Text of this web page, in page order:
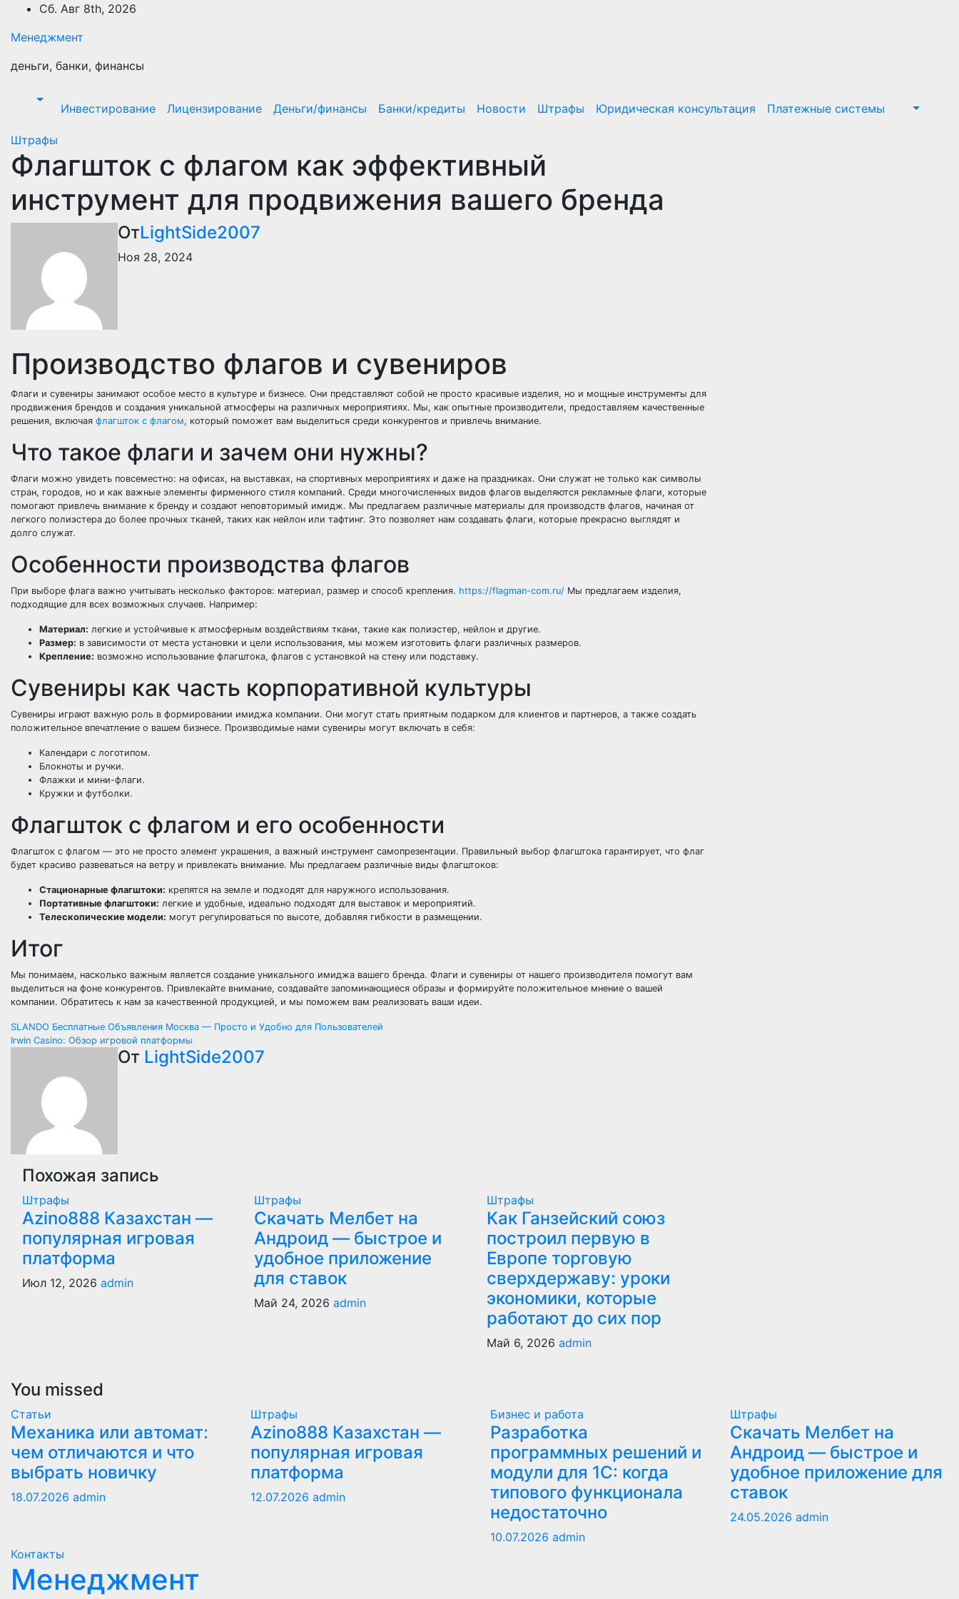
Перейти
содержимому
Сб. Авг 8th, 2026
Менеджмент
деньги, банки, финансы
Инвестирование Лицензирование Деньги/финансы Банки/кредиты Новости Штрафы Юридическая консультация Платежные системы
Штрафы
Флагшток с флагом как эффективный
инструмент для продвижения вашего бренда
ОтLightSide2007
Ноя 28, 2024
Производство флагов и сувениров
Флаги и сувениры занимают особое место в культуре и бизнесе. Они представляют собой не просто красивые изделия, но и мощные инструменты для
продвижения брендов и создания уникальной атмосферы на различных мероприятиях. Мы, как опытные производители, предоставляем качественные
решения, включая флагшток с флагом, который поможет вам выделиться среди конкурентов и привлечь внимание.
Что такое флаги и зачем они нужны?
Флаги можно увидеть повсеместно: на офисах, на выставках, на спортивных мероприятиях и даже на праздниках. Они служат не только как символы
стран, городов, но и как важные элементы фирменного стиля компаний. Среди многочисленных видов флагов выделяются рекламные флаги, которые
помогают привлечь внимание к бренду и создают неповторимый имидж. Мы предлагаем различные материалы для производств флагов, начиная от
легкого полиэстера до более прочных тканей, таких как нейлон или тафтинг. Это позволяет нам создавать флаги, которые прекрасно выглядят и
долго служат.
Особенности производства флагов
При выборе флага важно учитывать несколько факторов: материал, размер и способ крепления. https://flagman-com.ru/ Мы предлагаем изделия,
подходящие для всех возможных случаев. Например:
Материал: легкие и устойчивые к атмосферным воздействиям ткани, такие как полиэстер, нейлон и другие.
Размер: в зависимости от места установки и цели использования, мы можем изготовить флаги различных размеров.
Крепление: возможно использование флагштока, флагов с установкой на стену или подставку.
Сувениры как часть корпоративной культуры
Сувениры играют важную роль в формировании имиджа компании. Они могут стать приятным подарком для клиентов и партнеров, а также создать
положительное впечатление о вашем бизнесе. Производимые нами сувениры могут включать в себя:
Календари с логотипом.
Блокноты и ручки.
Флажки и мини-флаги.
Кружки и футболки.
Флагшток с флагом и его особенности
Флагшток с флагом — это не просто элемент украшения, а важный инструмент самопрезентации. Правильный выбор флагштока гарантирует, что флаг
будет красиво развеваться на ветру и привлекать внимание. Мы предлагаем различные виды флагштоков:
Стационарные флагштоки: крепятся на земле и подходят для наружного использования.
Портативные флагштоки: легкие и удобные, идеально подходят для выставок и мероприятий.
Телескопические модели: могут регулироваться по высоте, добавляя гибкости в размещении.
Итог
Мы понимаем, насколько важным является создание уникального имиджа вашего бренда. Флаги и сувениры от нашего производителя помогут вам
выделиться на фоне конкурентов. Привлекайте внимание, создавайте запоминающиеся образы и формируйте положительное мнение о вашей
компании. Обратитесь к нам за качественной продукцией, и мы поможем вам реализовать ваши идеи.
Навигация
записям
SLANDO Бесплатные Объявления Москва — Просто и Удобно для Пользователей
Irwin Casino: Обзор игровой платформы
От LightSide2007
Похожая запись
Штрафы
Azino888 Казахстан —
популярная игровая
платформа
Июл 12, 2026 admin
Штрафы
Скачать Мелбет на
Андроид — быстрое и
удобное приложение
для ставок
Май 24, 2026admin
Штрафы
Как Ганзейский союз
построил первую в
Европе торговую
сверхдержаву: уроки
экономики, которые
работают до сих пор
Май 6, 2026 admin
You missed
Статьи
Механика или автомат:
чем отличаются и что
выбрать новичку
18.07.2026 admin
Штрафы
Azino888 Казахстан —
популярная игровая
платформа
12.07.2026 admin
Бизнес и работа
Разработка
программных решений и
модули для 1С: когда
типового функционала
недостаточно
10.07.2026 admin
Штрафы
Скачать Мелбет на
Андроид — быстрое и
удобное приложение для
ставок
24.05.2026 admin
Контакты
Менеджмент